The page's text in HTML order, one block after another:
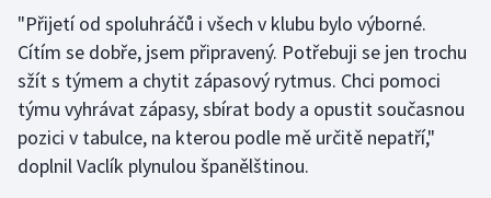
Plavání
Plážový volejbal
Ragby
Rychlobruslení
"Přijetí od spoluhráčů i všech v klubu bylo výborné.
Cítím se dobře, jsem připravený. Potřebuji se jen trochu
sžít s týmem a chytit zápasový rytmus. Chci pomoci
týmu vyhrávat zápasy, sbírat body a opustit současnou
pozici v tabulce, na kterou podle mě určitě nepatří,"
doplnil Vaclík plynulou španělštinou.